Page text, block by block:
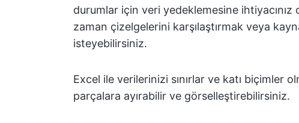
durumlar için veri yedeklemesine
zaman çizelgelerini karşılaştırmak veya
isteyebilirsiniz.
Excel ile verilerinizi sınırlar ve katı biçimler
parçalara ayırabilir ve görselleştirebilirsiniz.